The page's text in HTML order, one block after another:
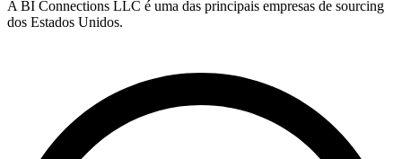
A BI Connections LLC é uma das principais empresas de sourcing
dos Estados Unidos.